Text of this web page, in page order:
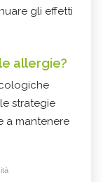
gli effetti
allergie?
strategie
a mantenere